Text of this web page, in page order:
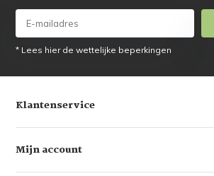
* Lees hier de wettelijke beperkingen
Klantenservice
Mijn account